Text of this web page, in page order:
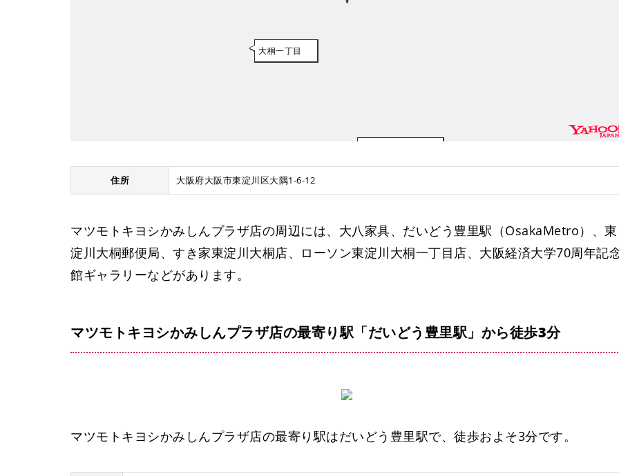
大桐一丁目
豊里
住所 大阪府大阪市東淀川区大隅1-6-12
マツモトキヨシかみしんプラザ店の周辺には、大八家具、だいどう豊里駅（OsakaMetro）、東
淀川大桐郵便局、すき家東淀川大桐店、ローソン東淀川大桐一丁目店、大阪経済大学70周年記
館ギャラリーなどがあります。
マツモトキヨシかみしんプラザ店の最寄り駅「だいどう豊里駅」から徒歩3分
マツモトキヨシかみしんプラザ店の最寄り駅はだいどう豊里駅で、徒歩およそ3分です。